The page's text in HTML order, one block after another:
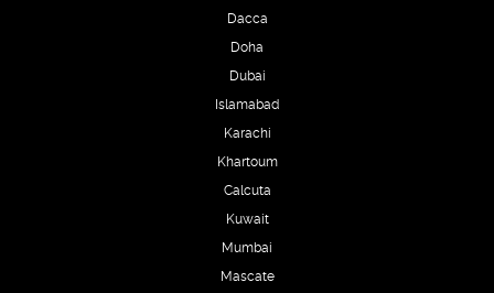
Dacca
Doha
Dubai
Islamabad
Karachi
Khartoum
Calcuta
Kuwait
Mumbai
Mascate